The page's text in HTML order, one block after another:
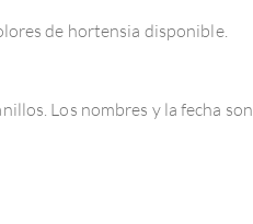
de hortensia disponible.
Los nombres y la fecha son